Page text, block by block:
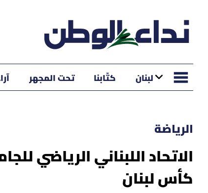
لبنان كتّابنا تحت المجهر
الرياضة
الاتحاد اللبناني الرياضي
كأس لبنان